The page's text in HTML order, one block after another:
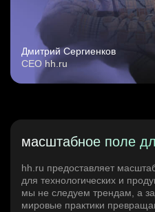
Дмитрий Сергиенков
CEO hh.ru
масштабное поле
hh.ru предоставляет
для технологических и
мы не следуем трендам, а
мировые практики